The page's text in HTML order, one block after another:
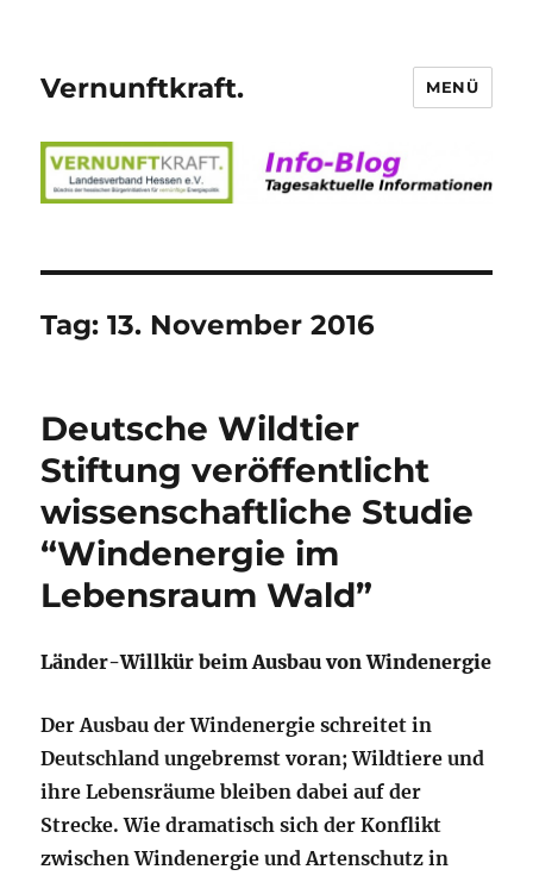
Vernunftkraft. MENÜ
Tag:13. November 2016
Deutsche Wildtier
Stiftung veröffentlicht
wissenschaftliche Studie
“Windenergie im
Lebensraum Wald”
Länder-Willkür beim Ausbau von Windenergie
Der Ausbau der Windenergie schreitet in
Deutschland ungebremst voran; Wildtiere und
ihre Lebensräume bleiben dabei auf der
Strecke. Wie dramatisch sich der Konflikt
zwischen Windenergie und Artenschutz in